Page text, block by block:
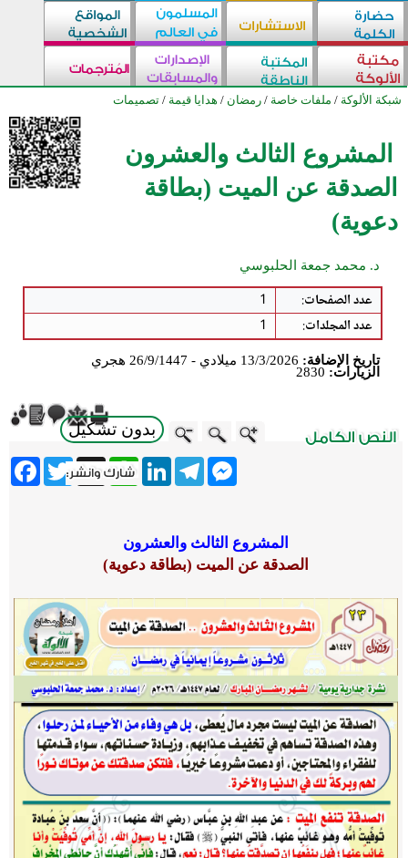
شبكة الألوكة / ملفات خاصة / رمضان / هدايا قيمة / تصميمات
المشروع الثالث والعشرون
الصدقة عن الميت (بطاقة
دعوية)
د. محمد جمعة الحلبوسي
عدد الصفحات:
1
عدد المجلدات:
1
تاريخ الإضافة: 13/3/2026 ميلادي - 26/9/1447 هجري
الزيارات: 2830
بدون تشكيل
Twitter X
WhatsApp
LinkedInTelegram
Messenger
المشروع الثالث والعشرون
الصدقة عن الميت (بطاقة دعوية)